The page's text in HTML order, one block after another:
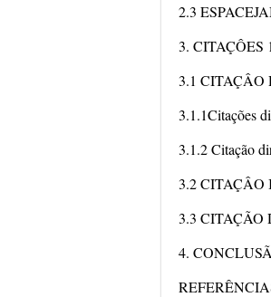
2.3
3. CITAÇÔES
3.1 CITAÇÂO
3.1.1Citações
3.1.2 Citação
3.2 CITAÇÂO
3.3 CITAÇÃO
4.